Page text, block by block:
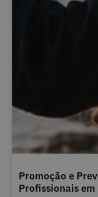
Promoção e
Profissionais em